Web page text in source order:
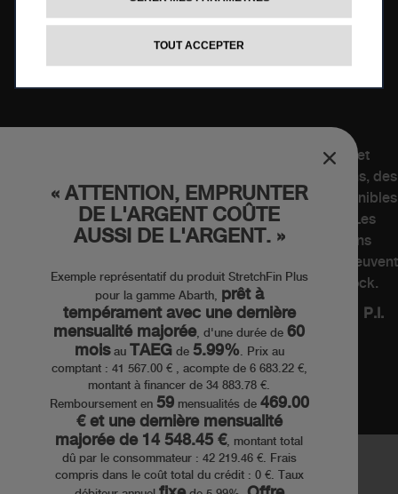
« ATTENTION, EMPRUNTER
DE L'ARGENT COÛTE
AUSSI DE L'ARGENT. »
Exemple représentatif du produit StretchFin Plus
pour la gamme Abarth, prêt à
tempérament avec une dernière
mensualité majorée, d'une durée de60
moisau TAEGde 5.99%. Prix au
comptant : 41 567.00 € , acompte de 6 683.22 €,
montant à financer de 34 883.78 €.
Remboursement en 59mensualités de 469.00
€ et une dernière mensualité
majorée de 14 548.45 €, montant total
dû par le consommateur : 42 219.46 €. Frais
compris dans le coût total du crédit : 0 €. Taux
Entretien des véhicules
Kit & Accessoires
MONDE ABARTH
Heritage
Histoire
Series speciales
Musee
Suivez-nous sur
Les images ne sont fournies qu'à titre d'illustration et
d'indication et certaines peuvent présenter des versions, des
finitions, des accessoires et/ou des équipements disponibles
uniquement sur demande et moyennant paiement. Les
couleurs disponibles peuvent varier pour des raisons
techniques et/ou de construction et commerciales et peuvent
être disponibles uniquement sur les véhicules en stock.
ABARTH Stellantis Financial Services Belux SA/NV P.I.
07973780013
COND. DE VENTE
CONTRATS DE SERVICE
TOUT ACCEPTER